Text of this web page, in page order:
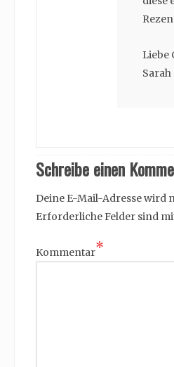
Liebe
Sarah
Schreibe einen
Deine E-Mail-Adresse wird
Erforderliche Felder sind
Kommentar*